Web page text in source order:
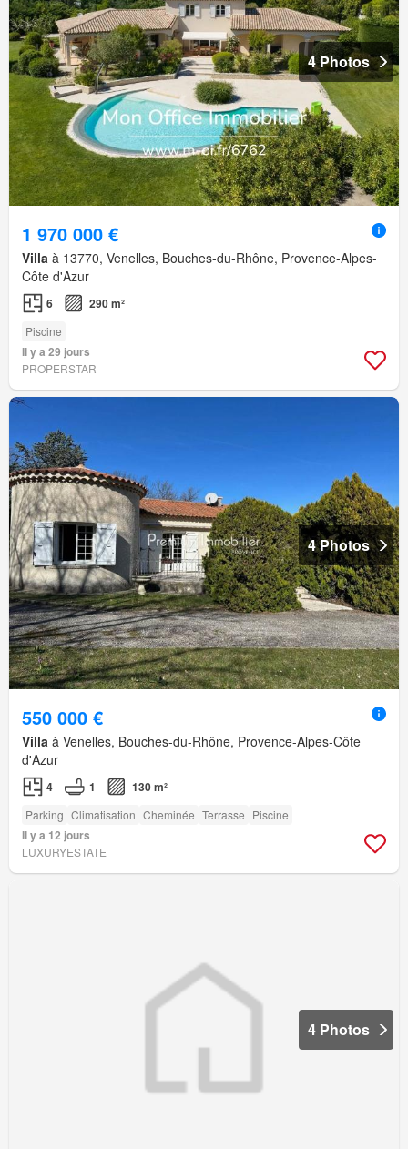
4 Photos
1 970 000 €
Villa à 13770, Venelles, Bouches-du-Rhône, Provence-Alpes-
Côte d'Azur
6 290 m²
Piscine
Il y a 29 jours
PROPERSTAR
4 Photos
550 000 €
Villa à Venelles, Bouches-du-Rhône, Provence-Alpes-Côte
d'Azur
4 1 130 m²
Parking Climatisation Cheminée Terrasse Piscine
Il y a 12 jours
LUXURYESTATE
4 Photos